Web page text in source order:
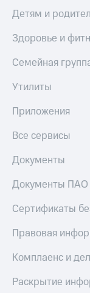
Детям и
Здоровье и
Семейная
Утилиты
Приложения
Все сервисы
Документы
Документы
Сертификаты
Правовая
Комплаенс и
Раскрытие